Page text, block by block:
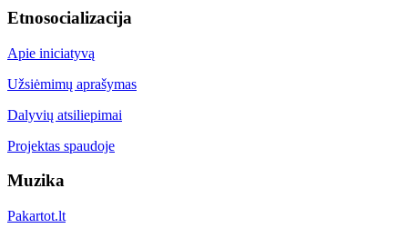
Etnosocializacija
Apie iniciatyvą
Užsiėmimų aprašymas
Dalyvių atsiliepimai
Projektas spaudoje
Muzika
Pakartot.lt